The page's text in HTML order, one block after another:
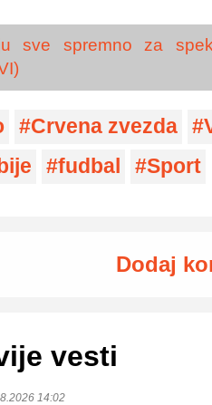
sve spremno za
Crvena zvezda
fudbal Sport
Dodaj
vesti
14:02